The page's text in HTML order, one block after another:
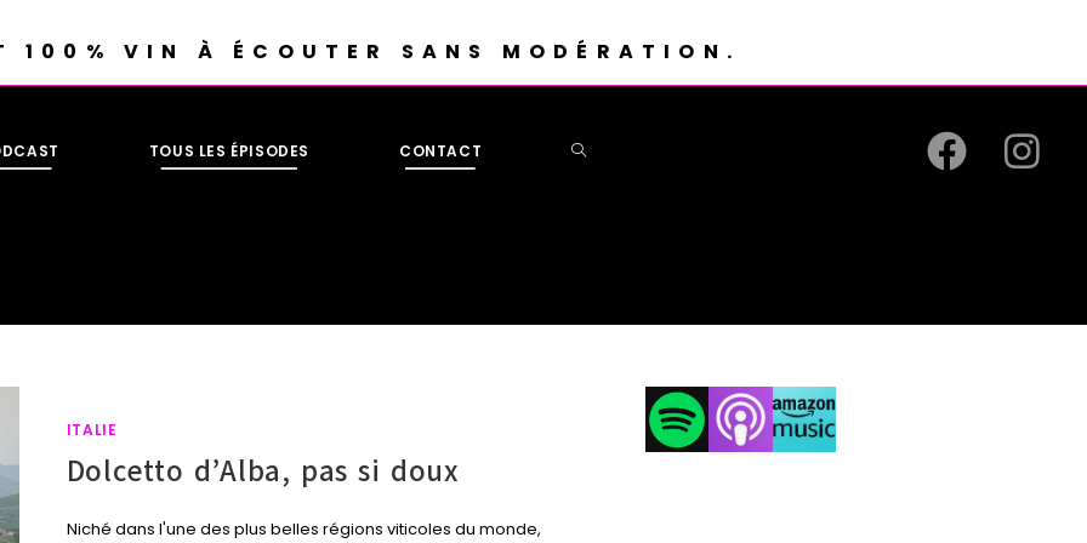
100% VIN À ÉCOUTER SANS MODÉRATION.
TOUS LES ÉPISODES CONTACT
ITALIE
Dolcetto d’Alba, pas si doux
Niché dans l'une des plus belles régions viticoles du monde,